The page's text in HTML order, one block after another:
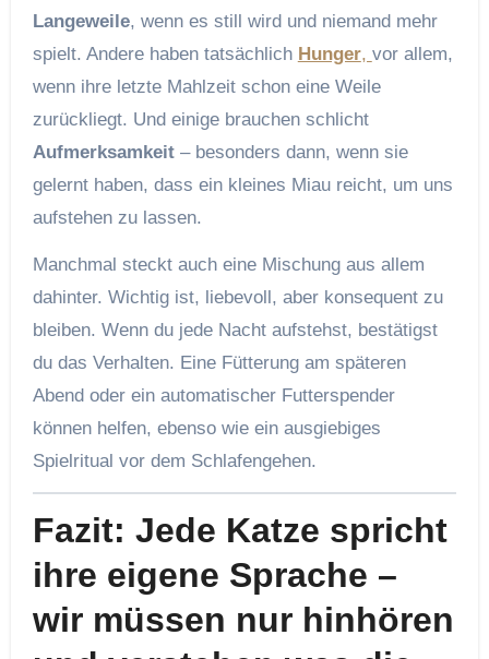
Langeweile, wenn es still wird und niemand mehr
spielt. Andere haben tatsächlich Hunger, vor allem,
wenn ihre letzte Mahlzeit schon eine Weile
zurückliegt. Und einige brauchen schlicht
Aufmerksamkeit– besonders dann, wenn sie
gelernt haben, dass ein kleines Miau reicht, um uns
aufstehen zu lassen.
Manchmal steckt auch eine Mischung aus allem
dahinter. Wichtig ist, liebevoll, aber konsequent zu
bleiben. Wenn du jede Nacht aufstehst, bestätigst
du das Verhalten. Eine Fütterung am späteren
Abend oder ein automatischer Futterspender
können helfen, ebenso wie ein ausgiebiges
Spielritual vor dem Schlafengehen.
Fazit: Jede Katze spricht
ihre eigene Sprache –
wir müssen nur hinhören